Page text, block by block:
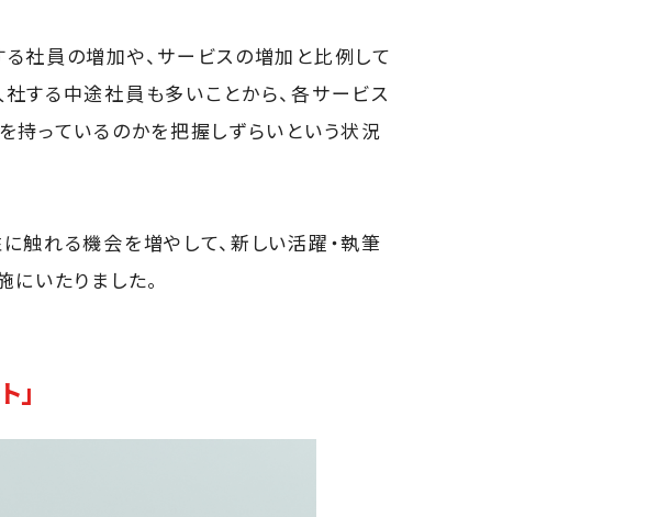
社員の増加や、サービスの増加と比例して
する中途社員も多いことから、各サービス
っているのかを把握しずらいという状況
触れる機会を増やして、新しい活躍・執筆
いたりました。
」